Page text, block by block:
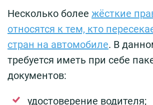
Несколько более жёсткие
относятся к тем, кто
стран на автомобиле. В
требуется иметь при себе
документов:
удостоверение водителя;